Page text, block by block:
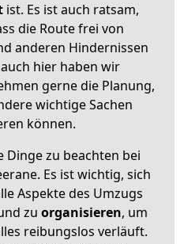
ist. Es ist auch ratsam,
die Route frei von
anderen Hindernissen
hier haben wir
gerne die Planung,
wichtige Sachen
können.
Dinge zu beachten bei
Es ist wichtig, sich
Aspekte des Umzugs
zu organisieren, um
reibungslos verläuft.